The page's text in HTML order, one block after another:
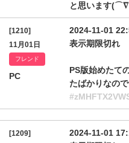
と思います
[1210]
11月01日
フレンド
PC
2024-11-01
表示期限切れ
PS版始めたて
たばかりなの
[1209]
2024-11-01